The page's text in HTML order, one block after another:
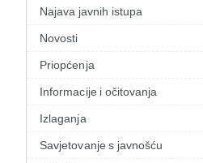
Najava javnih istupa
Novosti
Priopćenja
Informacije i očitovanja
Izlaganja
Savjetovanje s javnošću